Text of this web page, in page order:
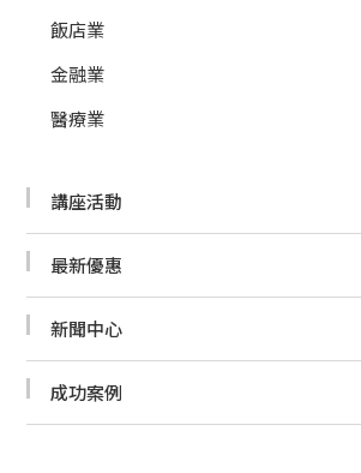
飯店業
金融業
醫療業
講座活動
最新優惠
新聞中心
成功案例